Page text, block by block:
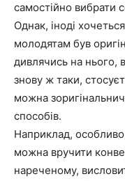
самостійно вибрати
Однак, іноді
молодятам був
дивлячись на нього,
знову ж таки,
можна
способів.
Наприклад,
можна вручити
нареченому,